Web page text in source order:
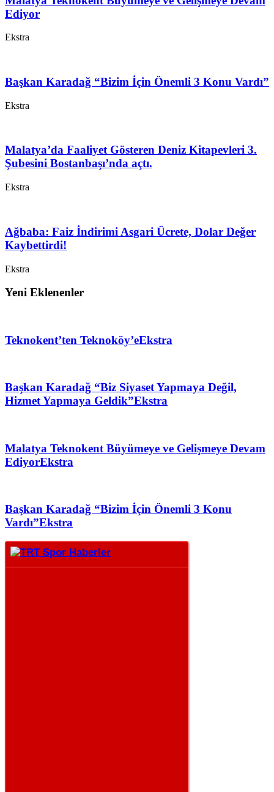
Ediyor
Ekstra
Başkan Karadağ “Bizim İçin Önemli 3 Konu Vardı”
Ekstra
Malatya’da Faaliyet Gösteren Deniz Kitapevleri 3.
Şubesini Bostanbaşı’nda açtı.
Ekstra
Ağbaba: Faiz İndirimi Asgari Ücrete, Dolar Değer
Kaybettirdi!
Ekstra
Yeni Eklenenler
Teknokent’ten Teknoköy’eEkstra
Başkan Karadağ “Biz Siyaset Yapmaya Değil,
Hizmet Yapmaya Geldik”Ekstra
Malatya Teknokent Büyümeye ve Gelişmeye Devam
EdiyorEkstra
Başkan Karadağ “Bizim İçin Önemli 3 Konu
Vardı”Ekstra